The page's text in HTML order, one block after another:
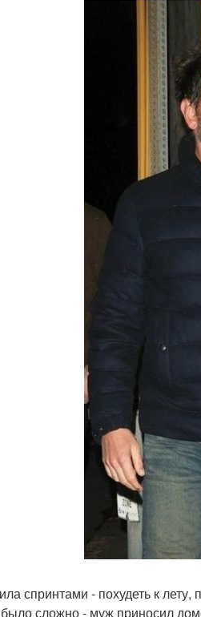
спринтами - похудеть к
было сложно - муж приносил